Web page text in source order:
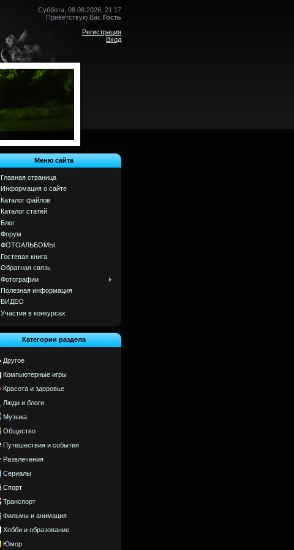
Суббота, 08.08.2026, 21:17
Приветствую Вас Гость
Регистрация
Вход
Меню сайта
Главная страница
Информация о сайте
Каталог файлов
Каталог статей
Блог
Форум
ФОТОАЛЬБОМЫ
Гостевая книга
Обратная связь
Фотографии
Полезная информация
ВИДЕО
Участия в конкурсах
Категории раздела
Другое
Компьютерные игры
Красота и здоровье
Люди и блоги
Музыка
Общество
Путешествия и события
Развлечения
Сериалы
Спорт
Транспорт
Фильмы и анимация
Хобби и образование
Юмор